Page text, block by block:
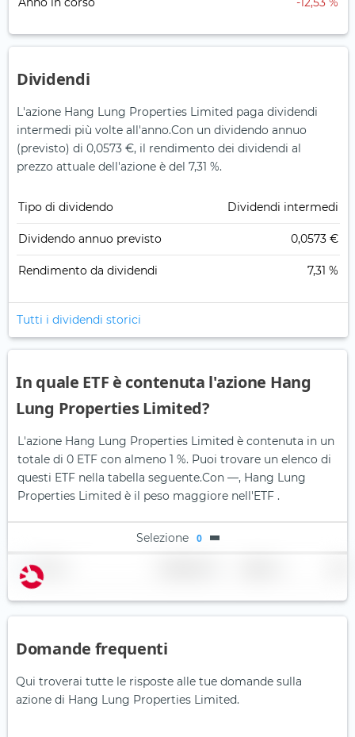
Dividendi
L'azione Hang Lung Properties Limited paga dividendi
intermedi più volte all'anno.Con un dividendo annuo
(previsto) di 0,0573 €, il rendimento dei dividendi al
prezzo attuale dell'azione è del 7,31 %.
Tipo di dividendo Dividendi intermedi
Dividendo annuo previsto 0,0573 €
Rendimento da dividendi 7,31 %
Tutti i dividendi storici
In quale ETF è contenuta l'azione Hang
Lung Properties Limited?
L'azione Hang Lung Properties Limited è contenuta in un
totale di 0 ETF con almeno 1 %. Puoi trovare un elenco di
questi ETF nella tabella seguente.Con —, Hang Lung
Properties Limited è il peso maggiore nell'ETF .
Selezione 0
Nome
Domande frequenti
Qui troverai tutte le risposte alle tue domande sulla
azione di Hang Lung Properties Limited.